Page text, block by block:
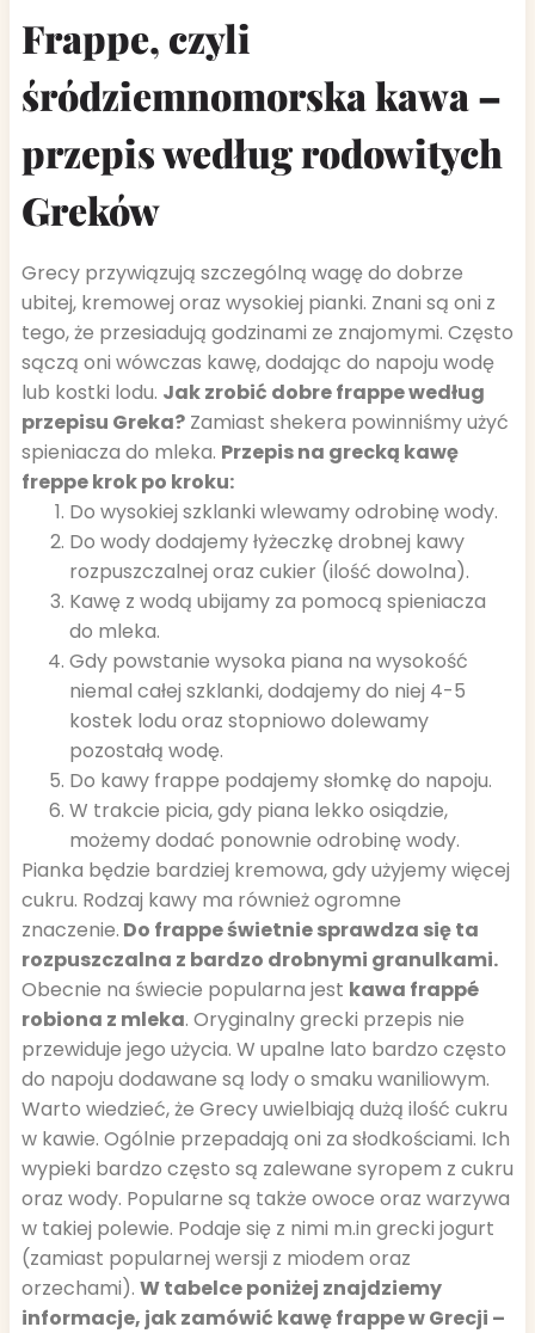
Frappe, czyli
śródziemnomorska kawa –
przepis według rodowitych
Greków
Grecy przywiązują szczególną wagę do dobrze
ubitej, kremowej oraz wysokiej pianki. Znani są oni z
tego, że przesiadują godzinami ze znajomymi. Często
sączą oni wówczas kawę, dodając do napoju wodę
lub kostki lodu. Jak zrobić dobre frappe według
przepisu Greka? Zamiast shekera powinniśmy użyć
spieniacza do mleka. Przepis na grecką kawę
freppe krok po kroku:
Do wysokiej szklanki wlewamy odrobinę wody.
Do wody dodajemy łyżeczkę drobnej kawy
rozpuszczalnej oraz cukier (ilość dowolna).
Kawę z wodą ubijamy za pomocą spieniacza
do mleka.
Gdy powstanie wysoka piana na wysokość
niemal całej szklanki, dodajemy do niej 4-5
kostek lodu oraz stopniowo dolewamy
pozostałą wodę.
Do kawy frappe podajemy słomkę do napoju.
W trakcie picia, gdy piana lekko osiądzie,
możemy dodać ponownie odrobinę wody.
Pianka będzie bardziej kremowa, gdy użyjemy więcej
cukru. Rodzaj kawy ma również ogromne
znaczenie. Do frappe świetnie sprawdza się ta
rozpuszczalna z bardzo drobnymi granulkami.
Obecnie na świecie popularna jest kawa frappé
robiona z mleka. Oryginalny grecki przepis nie
przewiduje jego użycia. W upalne lato bardzo często
do napoju dodawane są lody o smaku waniliowym.
Warto wiedzieć, że Grecy uwielbiają dużą ilość cukru
w kawie. Ogólnie przepadają oni za słodkościami. Ich
wypieki bardzo często są zalewane syropem z cukru
oraz wody. Popularne są także owoce oraz warzywa
w takiej polewie. Podaje się z nimi m.in grecki jogurt
(zamiast popularnej wersji z miodem oraz
orzechami). W tabelce poniżej znajdziemy
informacje, jak zamówić kawę frappe w Grecji –